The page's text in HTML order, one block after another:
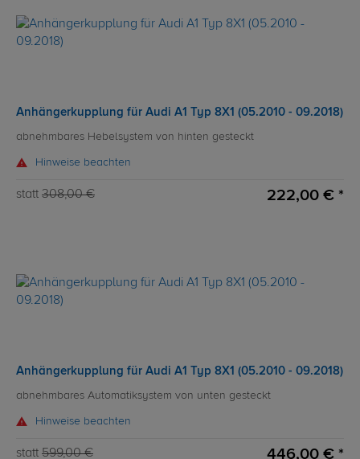
Anhängerkupplung für Audi A1 Typ 8X1 (05.2010 - 09.2018)
abnehmbares Hebelsystem von hinten gesteckt
Hinweise beachten
statt 308,00 € 222,00 € *
Anhängerkupplung für Audi A1 Typ 8X1 (05.2010 - 09.2018)
abnehmbares Automatiksystem von unten gesteckt
Hinweise beachten
statt 599,00 € 446,00 € *